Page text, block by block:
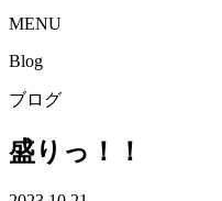
MENU
Blog
ブログ
盛りっ！！